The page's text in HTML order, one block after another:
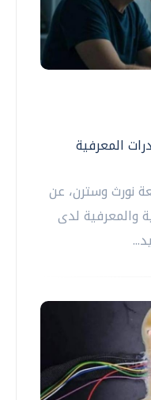
المعرفية
نورث وسترن، عن
والمعرفية لدى